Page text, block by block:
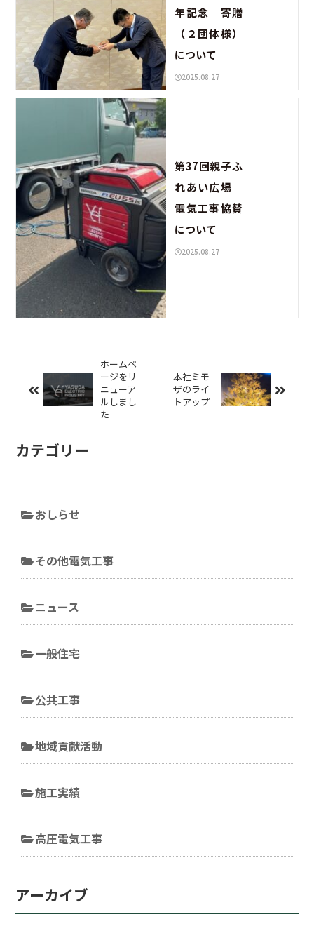
年記念 寄贈
（２団体様）
について
2025.08.27
第37回親子ふ
れあい広場
電気工事協賛
について
2025.08.27
ホームペ
ージをリ
ニューア
ルしまし
た
本社ミモ
ザのライ
トアップ
カテゴリー
おしらせ
その他電気工事
ニュース
一般住宅
公共工事
地域貢献活動
施工実績
高圧電気工事
アーカイブ